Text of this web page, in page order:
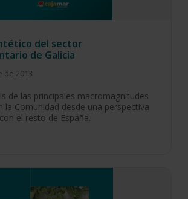
del sector
de Galicia
de 2013
de las principales macromagnitudes
la Comunidad desde una perspectiva
el resto de España.